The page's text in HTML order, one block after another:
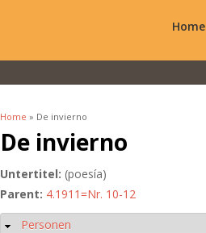
Home
You are here
Home » De invierno
De invierno
Untertitel: (poesía)
Parent: 4.1911=Nr. 10-12
Hide
Personen